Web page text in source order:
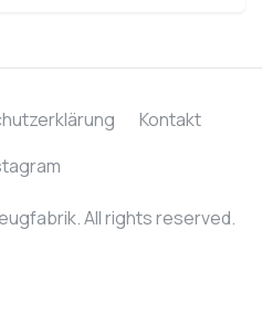
Kontakt
All rights reserved.